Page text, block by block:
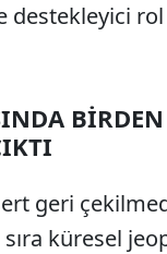
rol
geri
sıra küresel